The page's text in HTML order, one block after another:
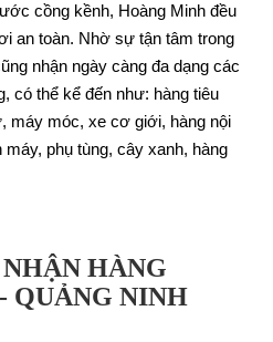
cồng kềnh, Hoàng Minh đều
an toàn. Nhờ sự tận tâm trong
nhận ngày càng đa dạng các
có thể kể đến như: hàng tiêu
máy móc, xe cơ giới, hàng nội
phụ tùng, cây xanh, hàng
HÀNG
QUẢNG NINH